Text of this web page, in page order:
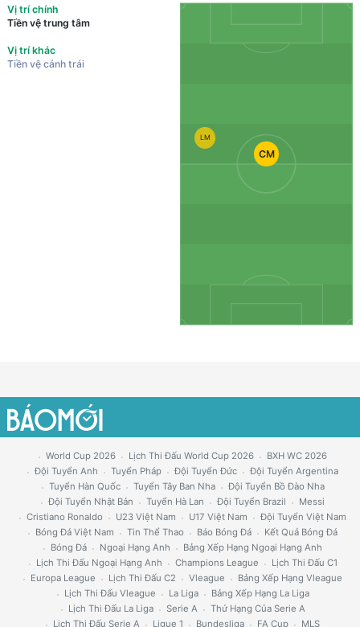
Vị trí chính
Tiền vệ trung tâm
Vị trí khác
Tiền vệ cánh trái
CM
LM
World Cup 2026 Lịch Thi Đấu World Cup 2026
BXH WC 2026
Đội Tuyển Anh
Tuyển Pháp Đội Tuyển Đức
Đội Tuyển Argentina
Tuyển Hàn Quốc
Tuyển Tây Ban Nha
Đội Tuyển Bồ Đào Nha
Đội Tuyển Nhật Bản
Tuyển Hà Lan Đội Tuyển Brazil
Messi
Cristiano Ronaldo
U23 Việt Nam U17 Việt Nam
Đội Tuyển Việt Nam
Bóng Đá Việt Nam
Tin Thể Thao Báo Bóng Đá
Kết Quả Bóng Đá
Bóng Đá
Ngoại Hạng Anh
Bảng Xếp Hạng Ngoại Hạng Anh
Lịch Thi Đấu Ngoại Hạng Anh
Champions League
Lịch Thi Đấu C1
Europa League
Lịch Thi Đấu C2 Vleague
Bảng Xếp Hạng Vleague
Lịch Thi Đấu Vleague
La Liga
Bảng Xếp Hạng La Liga
Lịch Thi Đấu La Liga
Serie A
Thứ Hạng Của Serie A
Lịch Thi Đấu Serie A
Ligue 1 Bundesliga FA Cup MLS